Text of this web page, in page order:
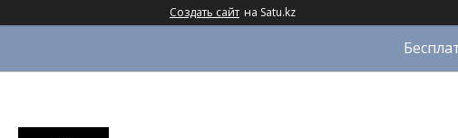
Создать сайт на Satu.kz